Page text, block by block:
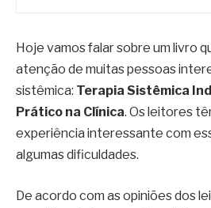
Hoje vamos falar sobre um livro
atenção de muitas pessoas
sistêmica: Terapia Sistêmica
Prático na Clínica. Os leitores
experiência interessante com
algumas dificuldades.
De acordo com as opiniões dos